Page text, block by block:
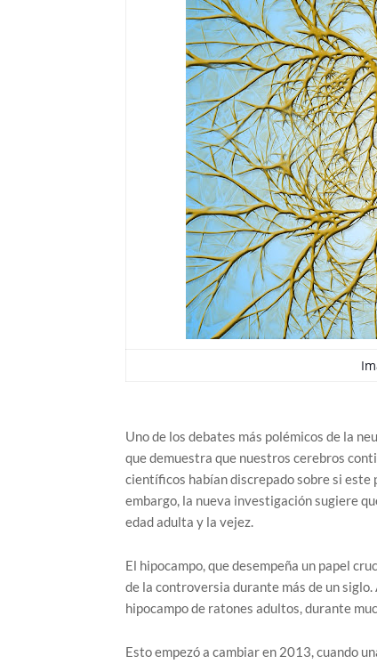
Uno de los debates más polémicos de la
que demuestra que nuestros cerebros
científicos habían discrepado sobre si este
embargo, la nueva investigación sugiere
edad adulta y la vejez.
El hipocampo, que desempeña un papel
de la controversia durante más de un
hipocampo de ratones adultos, durante
Esto empezó a cambiar en 2013, cuando